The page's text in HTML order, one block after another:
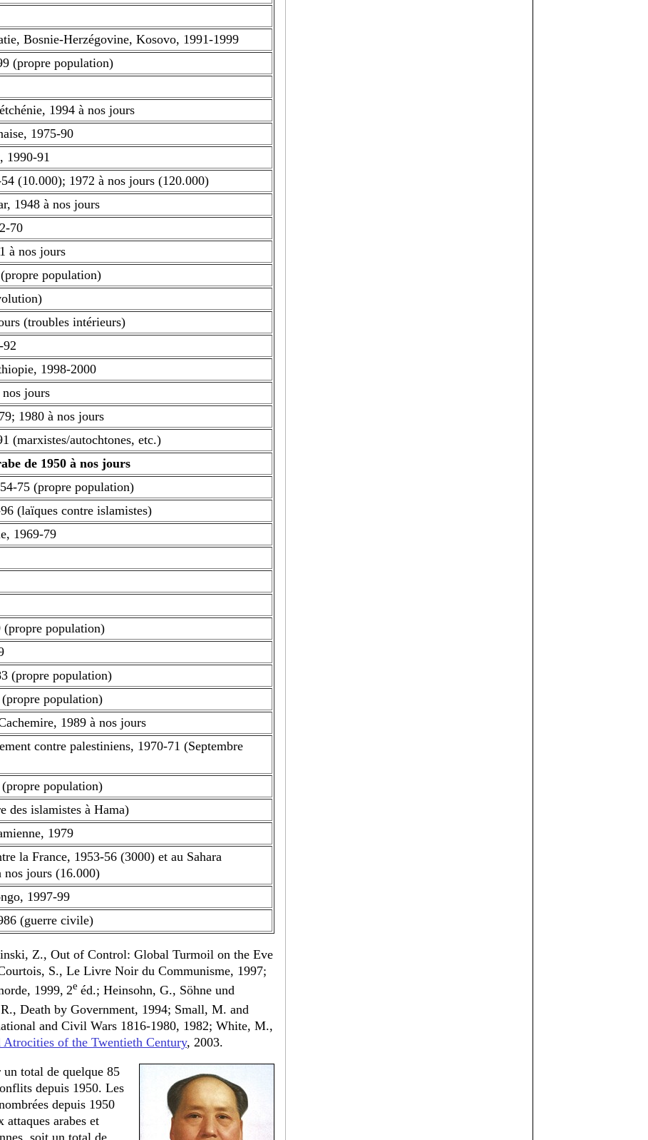
Bosnie-Herzégovine, Kosovo, 1991-1999
(propre population)
1994 à nos jours
1975-90
1990-91
(10.000); 1972 à nos jours (120.000)
1948 à nos jours
70
à nos jours
population)
(troubles intérieurs)
92
1998-2000
jours
1980 à nos jours
(marxistes/autochtones, etc.)
de 1950 à nos jours
75 (propre population)
(laïques contre islamistes)
1969-79
population)
(propre population)
population)
1989 à nos jours
contre palestiniens, 1970-71 (Septembre
population)
des islamistes à Hama)
1979
la France, 1953-56 (3000) et au Sahara
nos jours (16.000)
1997-99
(guerre civile)
Z., Out of Control: Global Turmoil on the Eve
S., Le Livre Noir du Communisme, 1997;
1999, 2e éd.; Heinsohn, G., Söhne und
Death by Government, 1994; Small, M. and
and Civil Wars 1816-1980, 1982; White, M.,
of the Twentieth Century, 2003.
un total de quelque 85
depuis 1950. Les
depuis 1950
attaques arabes et
soit un total de